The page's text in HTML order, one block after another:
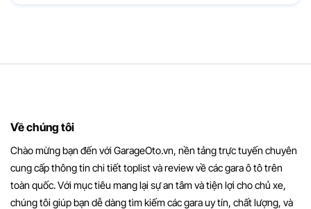
Về chúng tôi
Chào mừng bạn đến với GarageOto.vn, nền tảng trực tuyến chuyên
cung cấp thông tin chi tiết toplist và review về các gara ô tô trên
toàn quốc. Với mục tiêu mang lại sự an tâm và tiện lợi cho chủ xe,
chúng tôi giúp bạn dễ dàng tìm kiếm các gara uy tín, chất lượng, và